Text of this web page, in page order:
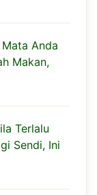
Anda
Makan,
Terlalu
Sendi, Ini